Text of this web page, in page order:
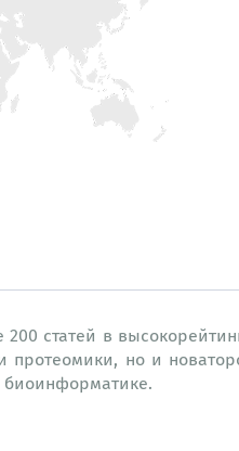
статей в
протеомики, но и
биоинформатике.